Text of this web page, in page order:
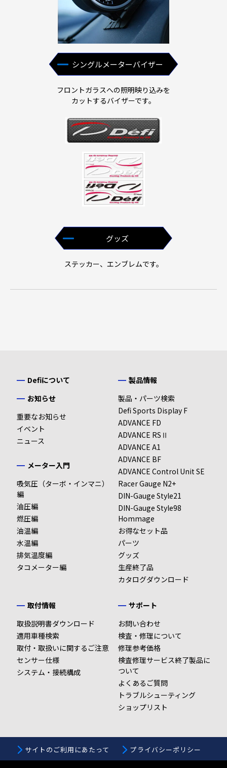
シングルメーターバイザー
フロントガラスへの照明映り込みを
カットするバイザーです。
グッズ
ステッカー、エンブレムです。
Defiについて
お知らせ
重要なお知らせ
イベント
ニュース
メーター入門
吸気圧（ターボ・インマニ）
編
油圧編
燃圧編
油温編
水温編
排気温度編
タコメーター編
製品情報
製品・パーツ検索
Defi Sports Display F
ADVANCE FD
ADVANCE RSⅡ
ADVANCE A1
ADVANCE BF
ADVANCE Control Unit SE
Racer Gauge N2+
DIN-Gauge Style21
DIN-Gauge Style98
Hommage
お得なセット品
パーツ
グッズ
生産終了品
カタログダウンロード
取付情報
取扱説明書ダウンロード
適用車種検索
取付・取扱いに関するご注意
センサー仕様
システム・接続構成
サポート
お問い合わせ
検査・修理について
修理参考価格
検査修理サービス終了製品に
ついて
よくあるご質問
トラブルシューティング
ショップリスト
サイトのご利用にあたって プライバシーポリシー